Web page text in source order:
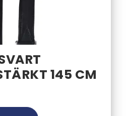
145 CM